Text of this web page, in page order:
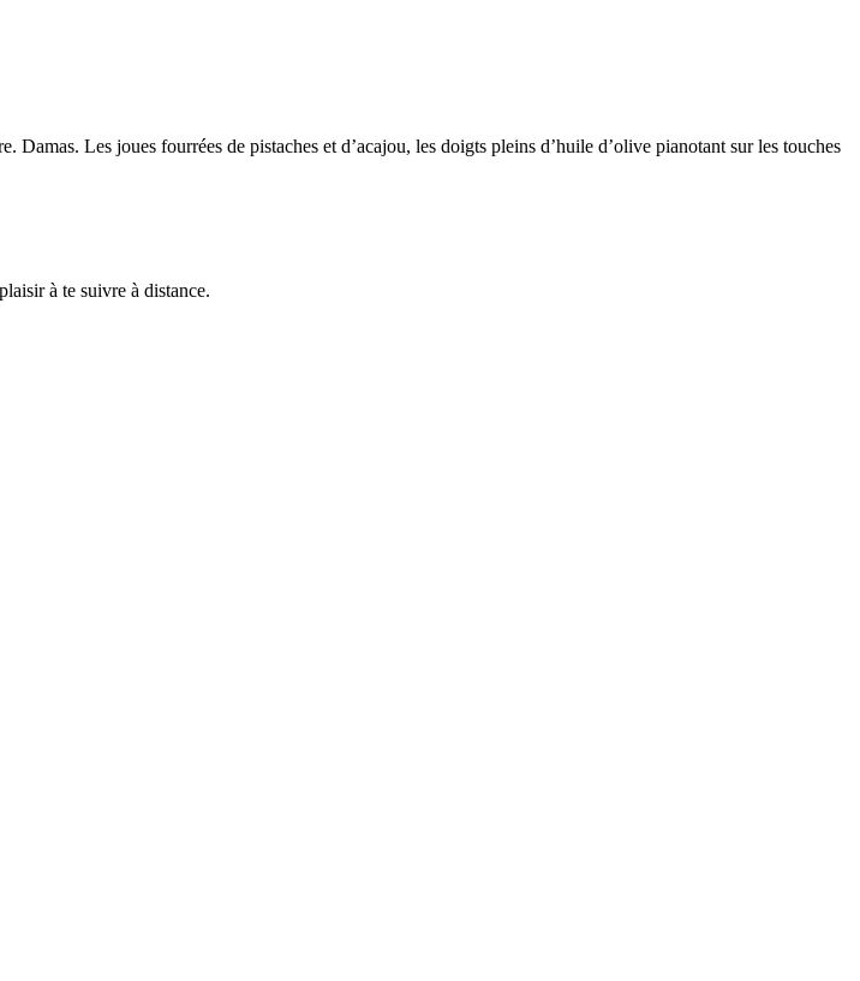
Les joues fourrées de pistaches et d’acajou, les doigts pleins d’huile d’olive pianotant sur les touches
à te suivre à distance.